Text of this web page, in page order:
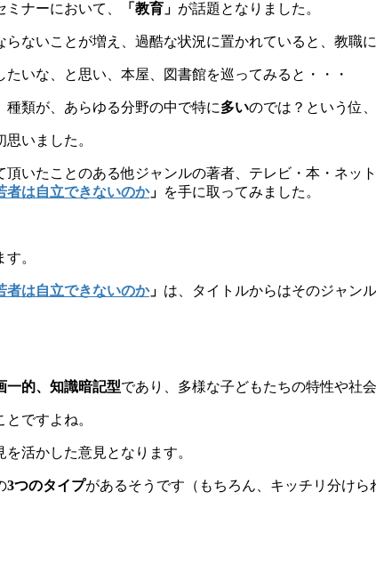
ナーにおいて、 「教育」 が話題となりました。
ないことが増え、過酷な状況に置かれていると、教職
いな、と思い、本屋、図書館を巡ってみると・・・
種類が、あらゆる分野の中で特に多いのでは？という位
いました。
頂いたことのある他ジャンルの著者、テレビ・本・ネ
者は自立できないのか」 を手に取ってみました。
。
者は自立できないのか」 は、タイトルからはそのジャン
一的、知識暗記型であり、多様な子どもたちの特性や社
ですよね。
活かした意見となります。
3つのタイプがあるそうです（もちろん、キッチリ分けら